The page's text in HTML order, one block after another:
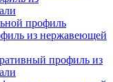
профиль
из нержавеющей
профиль из